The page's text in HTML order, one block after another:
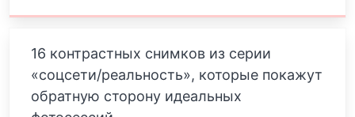
16 контрастных снимков из серии
«соцсети/реальность», которые покажут
обратную сторону идеальных